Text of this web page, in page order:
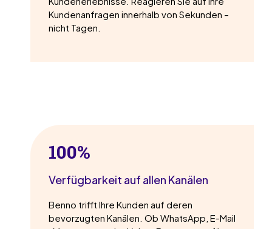
Kundenanfragen innerhalb von Sekunden –
nicht Tagen.
100%
Verfügbarkeit auf allen Kanälen
Benno trifft Ihre Kunden auf deren
bevorzugten Kanälen. Ob WhatsApp, E-Mail